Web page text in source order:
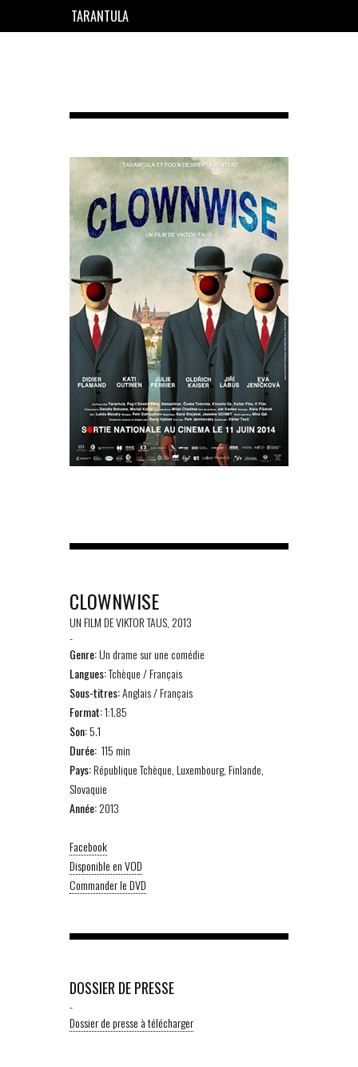
TARANTULA
CLOWNWISE
UN FILM DE VIKTOR TAUS, 2013
-
Genre:Un drame sur une comédie
Langues:Tchèque / Français
Sous-titres:Anglais / Français
Format:1:1.85
Son:5.1
Durée: 115 min
Pays:République Tchèque, Luxembourg, Finlande,
Slovaquie
Année:2013
Facebook
Disponible en VOD
Commander le DVD
DOSSIER DE PRESSE
-
Dossier de presse à télécharger